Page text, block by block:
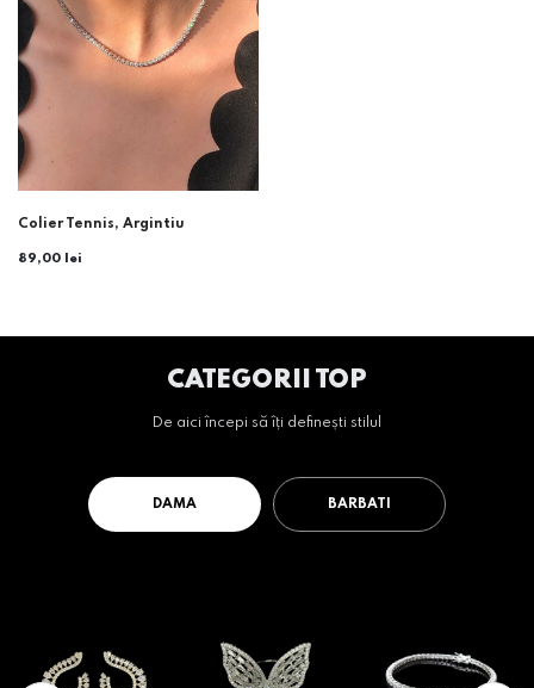
Colier Tennis, Argintiu
89,00 lei
CATEGORII TOP
De aici începi să îți definești stilul
DAMA BARBATI